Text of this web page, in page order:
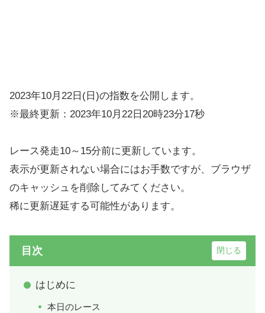
2023年10月22日(日)の指数を公開します。
※最終更新：2023年10月22日20時23分17秒
レース発走10～15分前に更新しています。
表示が更新されない場合にはお手数ですが、ブラウザ
のキャッシュを削除してみてください。
稀に更新遅延する可能性があります。
目次
はじめに
本日のレース